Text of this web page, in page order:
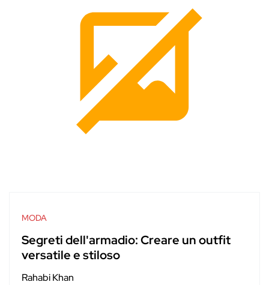
MODA
Segreti dell'armadio: Creare un outfit
versatile e stiloso
Rahabi Khan